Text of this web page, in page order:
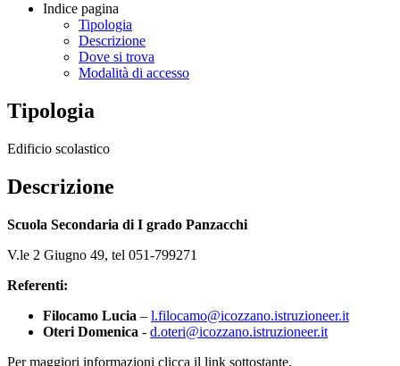
Indice pagina
Tipologia
Descrizione
Dove si trova
Modalità di accesso
Tipologia
Edificio scolastico
Descrizione
Scuola Secondaria di I grado Panzacchi
V.le 2 Giugno 49, tel 051-799271
Referenti:
Filocamo Lucia – l.filocamo@icozzano.istruzioneer.it
Oteri Domenica - d.oteri@icozzano.istruzioneer.it
Per maggiori informazioni clicca il link sottostante.